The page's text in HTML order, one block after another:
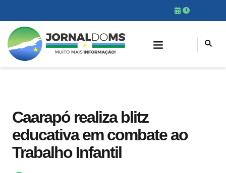
Caarapó realiza blitz
educativa em combate ao
Trabalho Infantil